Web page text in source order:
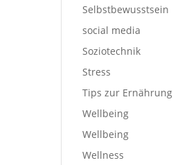
Selbstbewusstsein
social media
Soziotechnik
Stress
Tips zur Ernährung
Wellbeing
Wellbeing
Wellness